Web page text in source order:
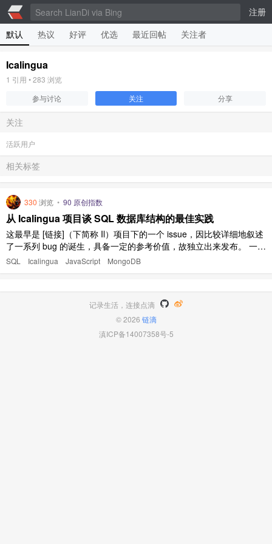
注册
默认
热议 好评 优选 最近回帖 关注者
Icalingua
1 引用 •283 浏览
参与讨论
关注 分享
关注
活跃用户
相关标签
330 浏览 • 90 原创指数
从 Icalingua 项目谈 SQL 数据库结构的最佳实践
这最早是 [链接]（下简称 Il）项目下的一个 issue，因比较详细地叙述
了一系列 bug 的诞生，具备一定的参考价值，故独立出来发布。 一、
万恶之源——不当的数据组织方式 存储消息时，每个房间都建一个表
（名为 msg${roomId}）。这是 Il 在用 json 存记录时的某种优化，却
SQL Icalingua JavaScript MongoDB
记录生活，连接点滴
© 2026 链滴
滇ICP备14007358号-5